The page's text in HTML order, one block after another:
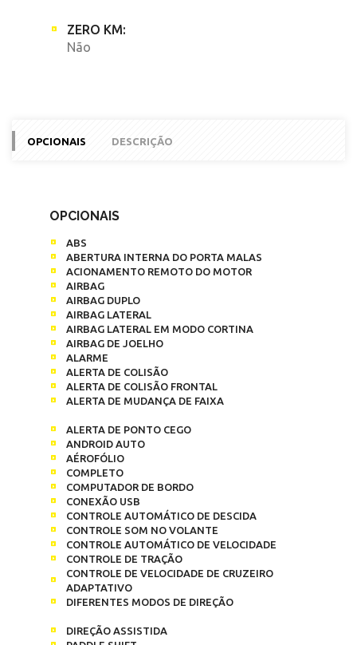
ZERO KM:
Não
OPCIONAIS DESCRIÇÃO
OPCIONAIS
ABS
ABERTURA INTERNA DO PORTA MALAS
ACIONAMENTO REMOTO DO MOTOR
AIRBAG
AIRBAG DUPLO
AIRBAG LATERAL
AIRBAG LATERAL EM MODO CORTINA
AIRBAG DE JOELHO
ALARME
ALERTA DE COLISÃO
ALERTA DE COLISÃO FRONTAL
ALERTA DE MUDANÇA DE FAIXA
ALERTA DE PONTO CEGO
ANDROID AUTO
AÉROFÓLIO
COMPLETO
COMPUTADOR DE BORDO
CONEXÃO USB
CONTROLE AUTOMÁTICO DE DESCIDA
CONTROLE SOM NO VOLANTE
CONTROLE AUTOMÁTICO DE VELOCIDADE
CONTROLE DE TRAÇÃO
CONTROLE DE VELOCIDADE DE CRUZEIRO
ADAPTATIVO
DIFERENTES MODOS DE DIREÇÃO
DIREÇÃO ASSISTIDA